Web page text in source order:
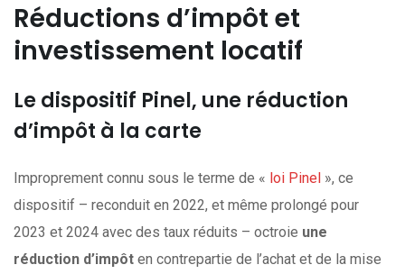
Réductions d’impôt et
investissement locatif
Le dispositif Pinel, une réduction
d’impôt à la carte
Improprement connu sous le terme de « loi Pinel », ce
dispositif – reconduit en 2022, et même prolongé pour
2023 et 2024 avec des taux réduits – octroie une
réduction d’impôt en contrepartie de l’achat et de la mise